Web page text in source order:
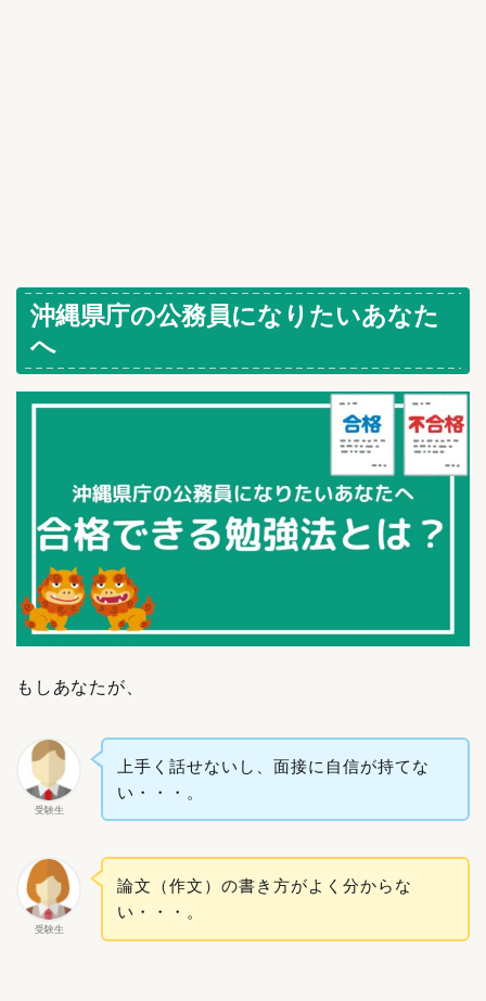
沖縄県庁の公務員になりたいあなた
へ
もしあなたが、
受験生
上手く話せないし、面接に自信が持てな
い・・・。
受験生
論文（作文）の書き方がよく分からな
い・・・。